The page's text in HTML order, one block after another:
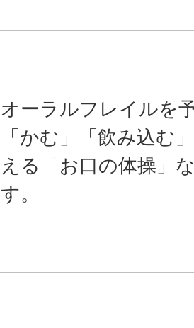
オーラルフレイルを
「かむ」「飲み込む
える「お口の体操」
す。